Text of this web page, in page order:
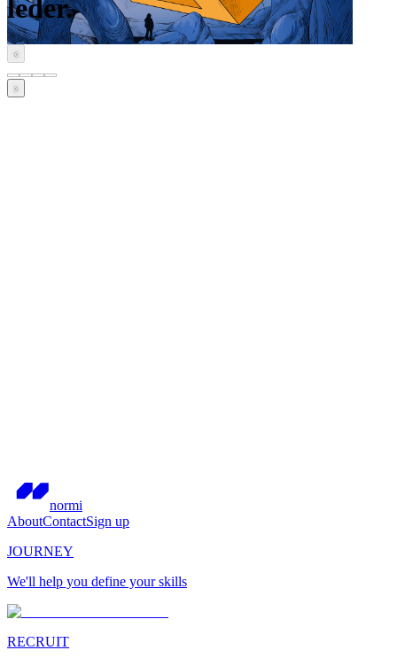
leder.
‹
›
normi
AboutContactSign up
JOURNEY
We'll help you define your skills
RECRUIT